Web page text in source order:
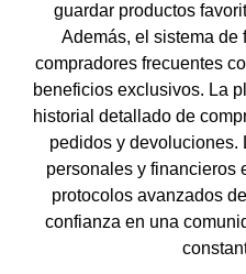
guardar productos
Además, el sistema
compradores frecuentes
beneficios exclusivos. La
historial detallado de
pedidos y devoluciones.
personales y financieros
protocolos avanzados
confianza en una